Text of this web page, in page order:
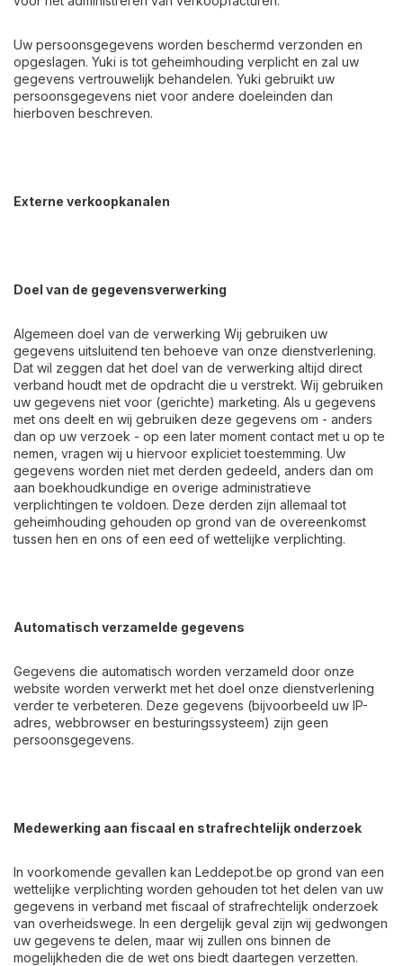
Uw persoonsgegevens worden beschermd verzonden en
opgeslagen. Yuki is tot geheimhouding verplicht en zal uw
gegevens vertrouwelijk behandelen. Yuki gebruikt uw
persoonsgegevens niet voor andere doeleinden dan
hierboven beschreven.
Externe verkoopkanalen
Doel van de gegevensverwerking
Algemeen doel van de verwerking Wij gebruiken uw
gegevens uitsluitend ten behoeve van onze dienstverlening.
Dat wil zeggen dat het doel van de verwerking altijd direct
verband houdt met de opdracht die u verstrekt. Wij gebruiken
uw gegevens niet voor (gerichte) marketing. Als u gegevens
met ons deelt en wij gebruiken deze gegevens om - anders
dan op uw verzoek - op een later moment contact met u op te
nemen, vragen wij u hiervoor expliciet toestemming. Uw
gegevens worden niet met derden gedeeld, anders dan om
aan boekhoudkundige en overige administratieve
verplichtingen te voldoen. Deze derden zijn allemaal tot
geheimhouding gehouden op grond van de overeenkomst
tussen hen en ons of een eed of wettelijke verplichting.
Automatisch verzamelde gegevens
Gegevens die automatisch worden verzameld door onze
website worden verwerkt met het doel onze dienstverlening
verder te verbeteren. Deze gegevens (bijvoorbeeld uw IP-
adres, webbrowser en besturingssysteem) zijn geen
persoonsgegevens.
Medewerking aan fiscaal en strafrechtelijk onderzoek
In voorkomende gevallen kan Leddepot.be op grond van een
wettelijke verplichting worden gehouden tot het delen van uw
gegevens in verband met fiscaal of strafrechtelijk onderzoek
van overheidswege. In een dergelijk geval zijn wij gedwongen
uw gegevens te delen, maar wij zullen ons binnen de
mogelijkheden die de wet ons biedt daartegen verzetten.